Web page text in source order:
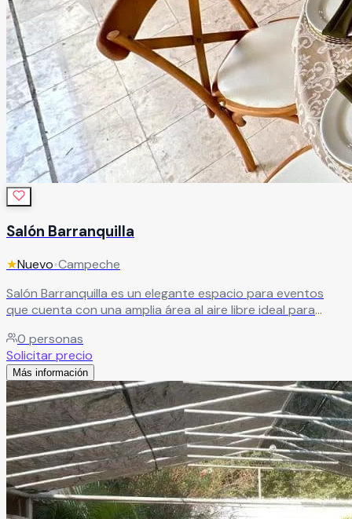
Salón Barranquilla
★Nuevo•Campeche
Salón Barranquilla es un elegante espacio para eventos
que cuenta con una amplia área al aire libre ideal para
Sus instalaciones permiten realizar una gran variedad de
montajes y ambientaciones, ofreciendo comodidad,
amplitud y un entorno perfecto para bodas, XV años,
aniversarios, graduaciones, reuniones familiares y eventos
sociales especiales.Leer más
0 personas
Solicitar precio
Más información